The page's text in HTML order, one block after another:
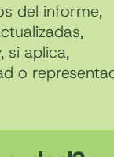
del informe,
si aplica,
o